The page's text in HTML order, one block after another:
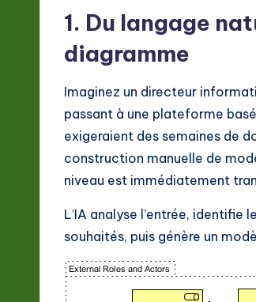
1. Du langage
diagramme
Imaginez un directeur
passant à une plateforme
exigeraient des semaines de
construction manuelle de
niveau est immédiatement
L’IA analyse l’entrée,
souhaités, puis génère un